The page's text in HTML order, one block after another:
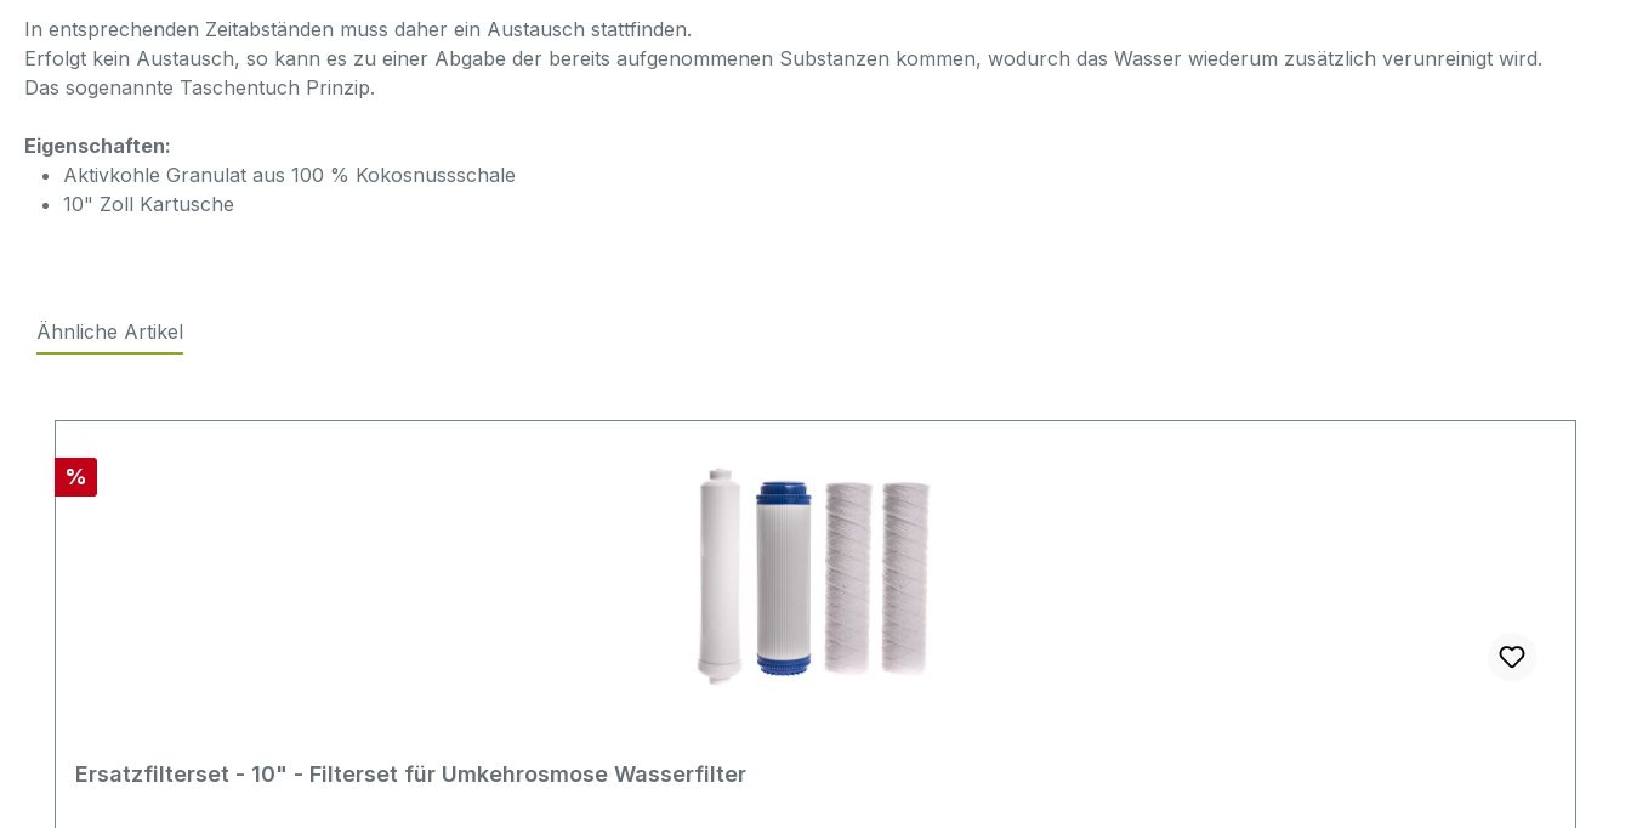
In entsprechenden Zeitabständen muss daher ein Austausch stattfinden.
Erfolgt kein Austausch, so kann es zu einer Abgabe der bereits aufgenommenen Substanzen kommen, wodurch das Wasser wiederum zusätzlich verunreinigt wird.
Das sogenannte Taschentuch Prinzip.
Eigenschaften:
Aktivkohle Granulat aus 100 % Kokosnussschale
10" Zoll Kartusche
Ähnliche Artikel
Rabatt
%
Ersatzfilterset - 10" - Filterset für Umkehrosmose Wasserfilter